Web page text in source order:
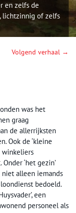
en zelfs de
lichtzinnig of zelfs
Volgend verhaal →
was het
graag
de allerrijksten
Ook de ‘kleine
winkeliers
‘het gezin’
alleen iemands
bedoeld.
een
personeel als